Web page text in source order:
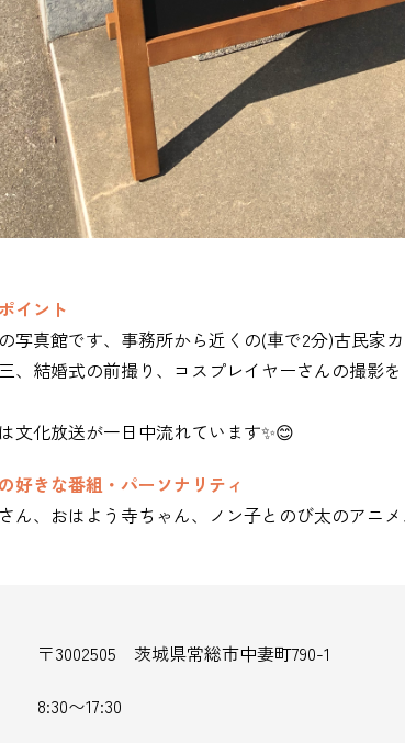
イント
写真館です、事務所から近くの(車で2分)古民家
、結婚式の前撮り、コスプレイヤーさんの撮影を
文化放送が一日中流れています✨😊
好きな番組・パーソナリティ
ん、おはよう寺ちゃん、ノン子とのび太のアニ
〒3002505 茨城県常総市中妻町790-1
8:30〜17:30